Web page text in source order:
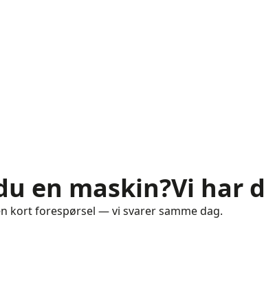
en maskin?Vi har
kort forespørsel — vi svarer samme dag.